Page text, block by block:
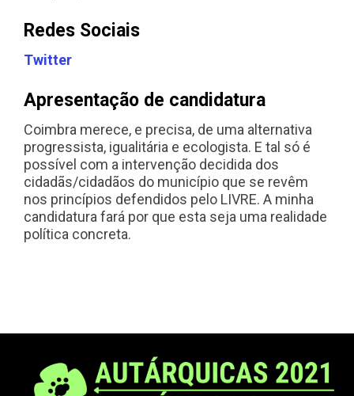
Redes Sociais
Twitter
Apresentação de candidatura
Coimbra merece, e precisa, de uma alternativa
progressista, igualitária e ecologista. E tal só é
possível com a intervenção decidida dos
cidadãs/cidadãos do município que se revêm
nos princípios defendidos pelo LIVRE. A minha
candidatura fará por que esta seja uma realidade
política concreta.